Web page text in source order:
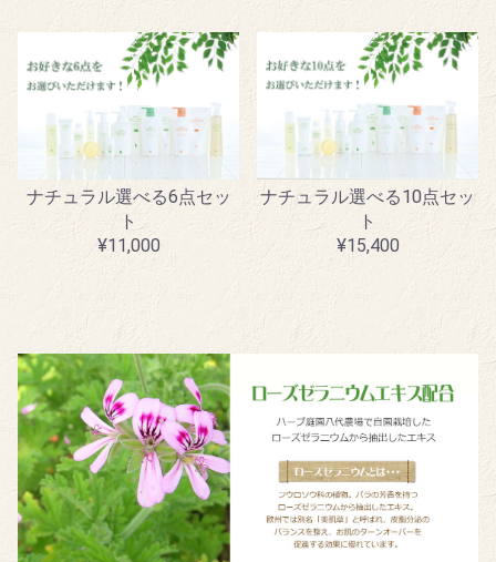
ナチュラル選べる6点セッ
ト
¥11,000
ナチュラル選べる10点セッ
ト
¥15,400